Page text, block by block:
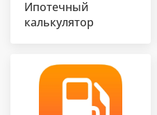
Ипотечный
калькулятор